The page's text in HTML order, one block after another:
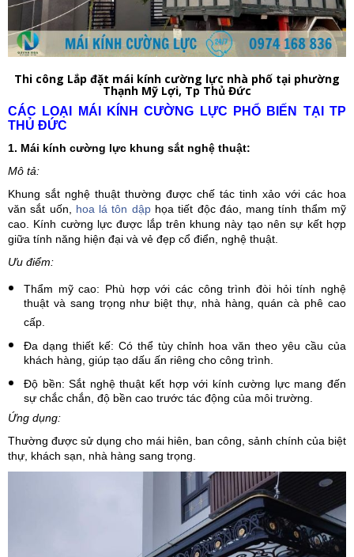
Thi công Lắp đặt mái kính cường lực nhà phố tại phường
Thạnh Mỹ Lợi, Tp Thủ Đức
CÁC LOẠI MÁI KÍNH CƯỜNG LỰC PHỔ BIẾN TẠI TP
THỦ ĐỨC
1. Mái kính cường lực khung sắt nghệ thuật:
Mô tả:
Khung sắt nghệ thuật thường được chế tác tinh xảo với các hoa
văn sắt uốn, hoa lá tôn dập họa tiết độc đáo, mang tính thẩm mỹ
cao. Kính cường lực được lắp trên khung này tạo nên sự kết hợp
giữa tính năng hiện đại và vẻ đẹp cổ điển, nghệ thuật.
Ưu điểm:
Thẩm mỹ cao: Phù hợp với các công trình đòi hỏi tính nghệ
thuật và sang trọng như biệt thự, nhà hàng, quán cà phê cao
cấp.
Đa dạng thiết kế: Có thể tùy chỉnh hoa văn theo yêu cầu của
khách hàng, giúp tạo dấu ấn riêng cho công trình.
Độ bền: Sắt nghệ thuật kết hợp với kính cường lực mang đến
sự chắc chắn, độ bền cao trước tác động của môi trường.
Ứng dụng:
Thường được sử dụng cho mái hiên, ban công, sảnh chính của biệt
thự, khách sạn, nhà hàng sang trọng.